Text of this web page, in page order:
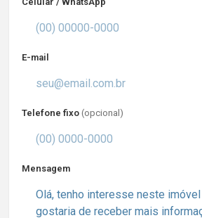
E-mail
Telefone fixo (opcional)
Mensagem